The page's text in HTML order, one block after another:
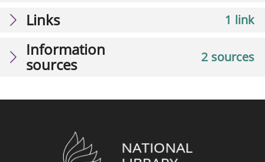
1 link
Links
2 sources
Information
sources